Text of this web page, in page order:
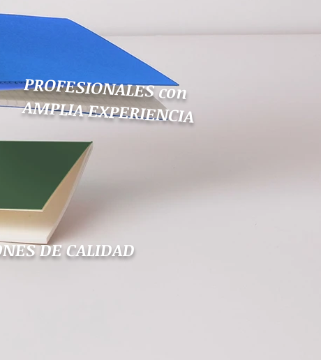
PROFESIONALES con
AMPLIA EXPERIENCIA
DE CALIDAD